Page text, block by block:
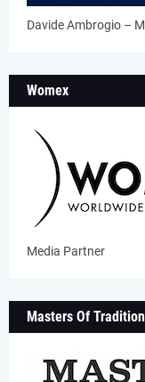
Davide Ambrogio –
Womex
Media Partner
Masters Of